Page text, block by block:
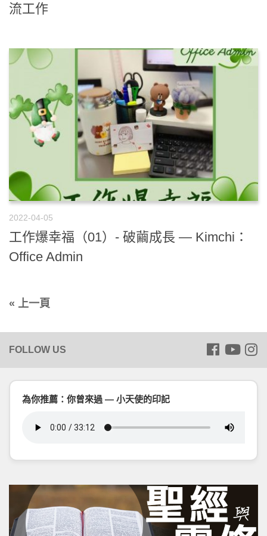
流工作
2022-04-05
工作爆幸福（01）- 破繭成長 — Kimchi：
Office Admin
« 上一頁
為你推薦：你曾來過 — 小天使的印記